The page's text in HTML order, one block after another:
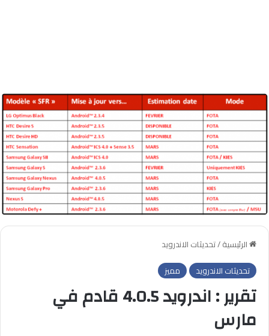
الرئيسية/تحديثات الاندرويد
تحديثات الاندرويد
مميز
تقرير : اندرويد 4.0.5 قادم في
مارس